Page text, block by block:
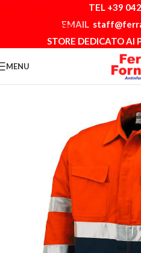
Skip to main content
TEL +39
EMAIL
STORE DEDICATO AI
MENU